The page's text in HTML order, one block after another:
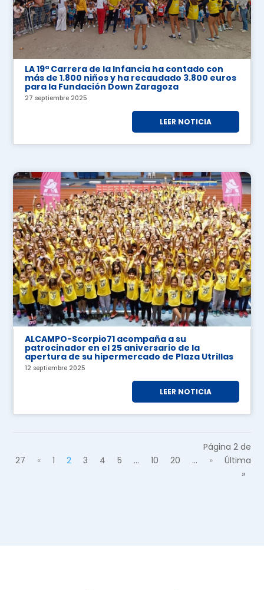
LA 19ª Carrera de la Infancia ha contado con
más de 1.800 niños y ha recaudado 3.800 euros
para la Fundación Down Zaragoza
27 septiembre 2025
LEER NOTICIA
ALCAMPO-Scorpio71 acompaña a su
patrocinador en el 25 aniversario de la
apertura de su hipermercado de Plaza Utrillas
12 septiembre 2025
LEER NOTICIA
Página 2 de
27
« 1 2 3 4 5 ... 10 20 ... »
Última
»